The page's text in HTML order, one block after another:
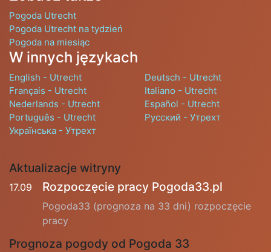
Pogoda Utrecht
Pogoda Utrecht na tydzień
Pogoda na miesiąc
W innych językach
English - Utrecht
Deutsch - Utrecht
Français - Utrecht
Italiano - Utrecht
Nederlands - Utrecht
Español - Utrecht
Português - Utrecht
Русский - Утрехт
Українська - Утрехт
Aktualizacje witryny
17.09 Rozpoczęcie pracy Pogoda33.pl
Pogoda33 (prognoza na 33 dni) rozpoczęcie
pracy
Prognoza pogody od Pogoda 33